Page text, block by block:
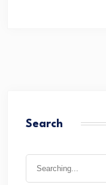
Search